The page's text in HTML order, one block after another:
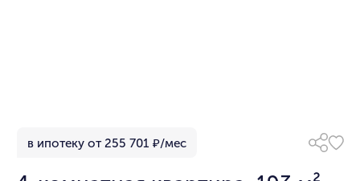
в ипотеку от 255 701 ₽/мес